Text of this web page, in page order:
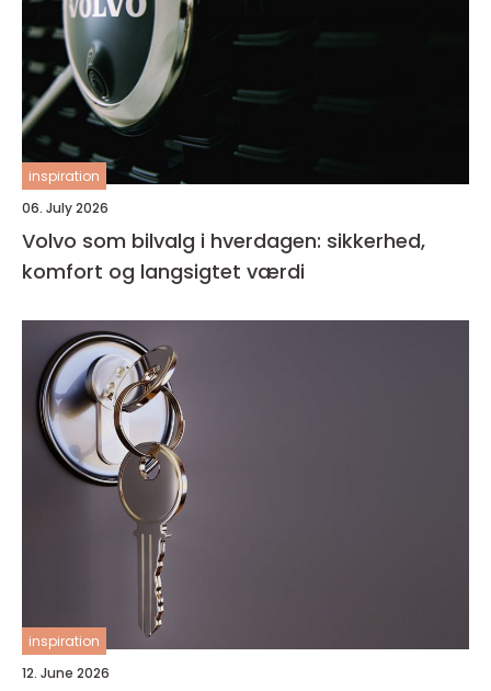
inspiration
06. July 2026
Volvo som bilvalg i hverdagen: sikkerhed,
komfort og langsigtet værdi
inspiration
12. June 2026